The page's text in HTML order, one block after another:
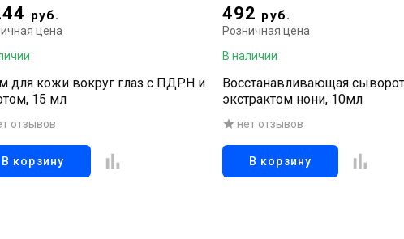
руб.
цена
для кожи вокруг глаз с ПДРН и
15 мл
отзывов
В корзину
492 руб.
Розничная цена
В наличии
Восстанавливающая
экстрактом нони, 10мл
нет отзывов
В корзину